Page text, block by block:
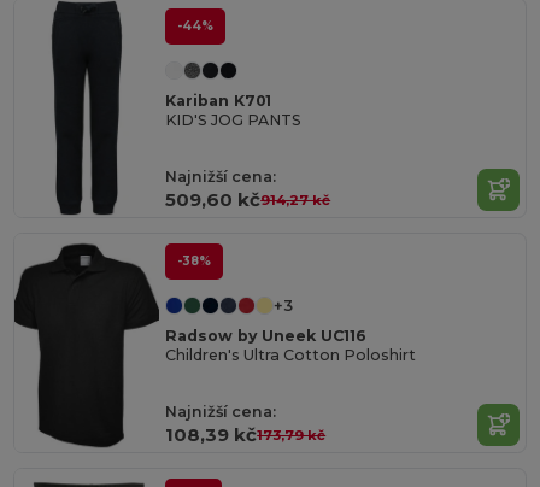
-44%
Kariban K701
KID'S JOG PANTS
Najnižší cena:
509,60 kč914,27 kč
-38%
+3
Radsow by Uneek UC116
Children's Ultra Cotton Poloshirt
Najnižší cena:
108,39 kč173,79 kč